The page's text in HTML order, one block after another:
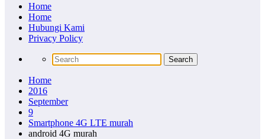
Home
Home
Hubungi Kami
Privacy Policy
Home
2016
September
9
Smartphone 4G LTE murah
android 4G murah